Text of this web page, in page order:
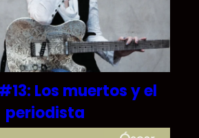
Los muertos y el
periodista